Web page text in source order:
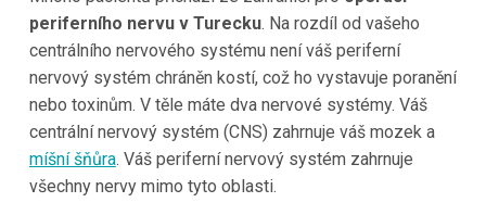
periferního nervu v Turecku. Na rozdíl od vašeho
centrálního nervového systému není váš periferní
nervový systém chráněn kostí, což ho vystavuje poranění
nebo toxinům. V těle máte dva nervové systémy. Váš
centrální nervový systém (CNS) zahrnuje váš mozek a
míšní šňůra. Váš periferní nervový systém zahrnuje
všechny nervy mimo tyto oblasti.